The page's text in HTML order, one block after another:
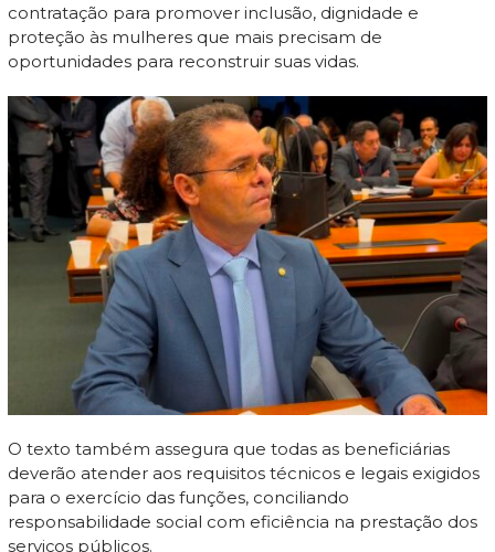
contratação para promover inclusão, dignidade e
proteção às mulheres que mais precisam de
oportunidades para reconstruir suas vidas.
O texto também assegura que todas as beneficiárias
deverão atender aos requisitos técnicos e legais exigidos
para o exercício das funções, conciliando
responsabilidade social com eficiência na prestação dos
serviços públicos.